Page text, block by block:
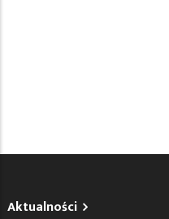
Aktualności